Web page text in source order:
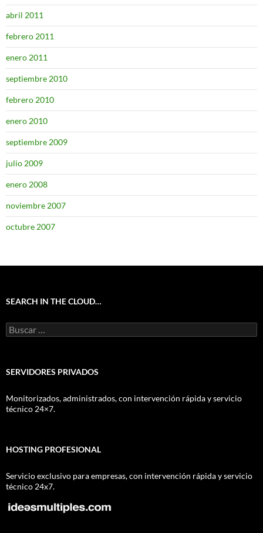
abril 2011
febrero 2011
enero 2011
septiembre 2010
febrero 2010
enero 2010
septiembre 2009
julio 2009
enero 2008
noviembre 2007
octubre 2007
SEARCH IN THE CLOUD…
Buscar:
SERVIDORES PRIVADOS
Monitorizados, administrados, con intervención rápida y servicio
técnico 24×7.
HOSTING PROFESIONAL
Servicio exclusivo para empresas, con intervención rápida y servicio
técnico 24x7.